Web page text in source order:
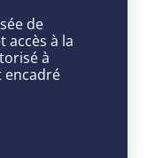
de
accès à la
à
encadré